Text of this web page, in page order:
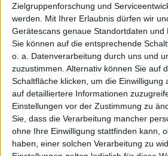
Zielgruppenforschung und
werden.
Mit Ihrer Erlaubnis dürfen wir
Gerätescans genaue Standortdaten und
Sie können auf die entsprechende
o. a. Datenverarbeitung durch uns und
zuzustimmen. Alternativ können Sie auf
Schaltfläche klicken, um die Einwilligung
auf detailliertere Informationen
Einstellungen vor der Zustimmung zu
Sie, dass die Verarbeitung mancher
ohne Ihre Einwilligung stattfinden kann,
haben, einer solchen Verarbeitung zu
Netto-Marge %6 -43,54 -163,68
Cashflow1,7 -8,71 -9,50
Ergebnis je Aktie8 -0,95
Dividende je Aktie8 0,00 0,00
Quelle: boersengefluester.de und